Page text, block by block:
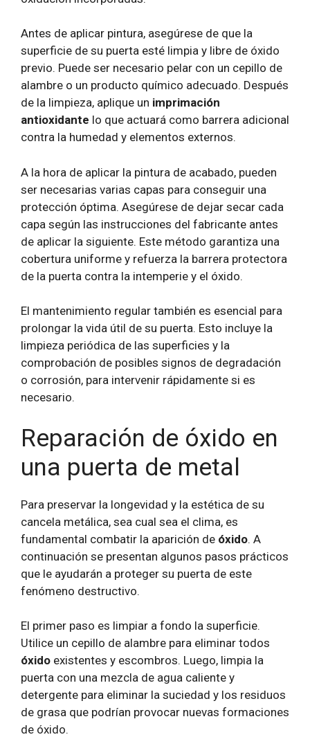
Antes de aplicar pintura, asegúrese de que la
superficie de su puerta esté limpia y libre de óxido
previo. Puede ser necesario pelar con un cepillo de
alambre o un producto químico adecuado. Después
de la limpieza, aplique un imprimación
antioxidante lo que actuará como barrera adicional
contra la humedad y elementos externos.
A la hora de aplicar la pintura de acabado, pueden
ser necesarias varias capas para conseguir una
protección óptima. Asegúrese de dejar secar cada
capa según las instrucciones del fabricante antes
de aplicar la siguiente. Este método garantiza una
cobertura uniforme y refuerza la barrera protectora
de la puerta contra la intemperie y el óxido.
El mantenimiento regular también es esencial para
prolongar la vida útil de su puerta. Esto incluye la
limpieza periódica de las superficies y la
comprobación de posibles signos de degradación
o corrosión, para intervenir rápidamente si es
necesario.
Reparación de óxido en
una puerta de metal
Para preservar la longevidad y la estética de su
cancela metálica, sea cual sea el clima, es
fundamental combatir la aparición de óxido. A
continuación se presentan algunos pasos prácticos
que le ayudarán a proteger su puerta de este
fenómeno destructivo.
El primer paso es limpiar a fondo la superficie.
Utilice un cepillo de alambre para eliminar todos
óxido existentes y escombros. Luego, limpia la
puerta con una mezcla de agua caliente y
detergente para eliminar la suciedad y los residuos
de grasa que podrían provocar nuevas formaciones
de óxido.